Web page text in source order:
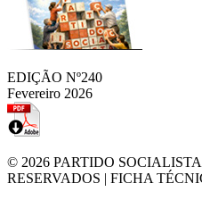
EDIÇÃO Nº240
Fevereiro 2026
© 2026 PARTIDO SOCIALISTA
RESERVADOS | FICHA